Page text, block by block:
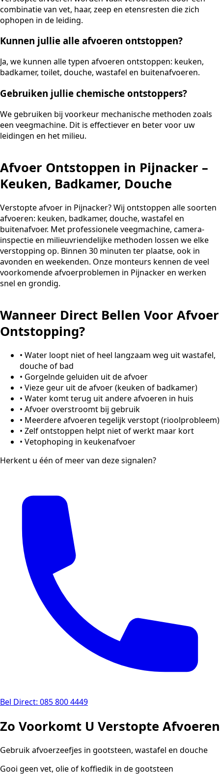
combinatie van vet, haar, zeep en etensresten die zich
ophopen in de leiding.
Kunnen jullie alle afvoeren ontstoppen?
Ja, we kunnen alle typen afvoeren ontstoppen: keuken,
badkamer, toilet, douche, wastafel en buitenafvoeren.
Gebruiken jullie chemische ontstoppers?
We gebruiken bij voorkeur mechanische methoden zoals
een veegmachine. Dit is effectiever en beter voor uw
leidingen en het milieu.
Afvoer Ontstoppen in Pijnacker –
Keuken, Badkamer, Douche
Verstopte afvoer in Pijnacker? Wij ontstoppen alle soorten
afvoeren: keuken, badkamer, douche, wastafel en
buitenafvoer. Met professionele veegmachine, camera-
inspectie en milieuvriendelijke methoden lossen we elke
verstopping op. Binnen 30 minuten ter plaatse, ook in
avonden en weekenden. Onze monteurs kennen de veel
voorkomende afvoerproblemen in Pijnacker en werken
snel en grondig.
Wanneer Direct Bellen Voor Afvoer
Ontstopping?
• Water loopt niet of heel langzaam weg uit wastafel,
douche of bad
• Gorgelnde geluiden uit de afvoer
• Vieze geur uit de afvoer (keuken of badkamer)
• Water komt terug uit andere afvoeren in huis
• Afvoer overstroomt bij gebruik
• Meerdere afvoeren tegelijk verstopt (rioolprobleem)
• Zelf ontstoppen helpt niet of werkt maar kort
• Vetophoping in keukenafvoer
Herkent u één of meer van deze signalen?
Bel Direct: 085 800 4449
Zo Voorkomt U Verstopte Afvoeren
Gebruik afvoerzeefjes in gootsteen, wastafel en douche
Gooi geen vet, olie of koffiedik in de gootsteen